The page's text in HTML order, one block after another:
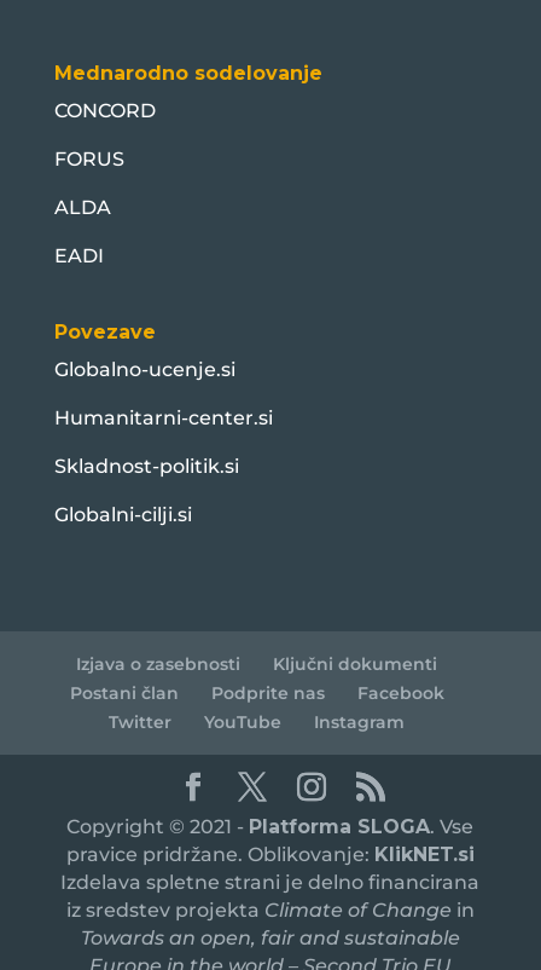
Mednarodno sodelovanje
CONCORD
FORUS
ALDA
EADI
Povezave
Globalno-ucenje.si
Humanitarni-center.si
Skladnost-politik.si
Globalni-cilji.si
Izjava o zasebnosti
Ključni dokumenti
Postani član
Podprite nas
Facebook
Twitter
YouTube Instagram
Copyright © 2021 - Platforma SLOGA. Vse
pravice pridržane. Oblikovanje: KlikNET.si
Izdelava spletne strani je delno financirana
iz sredstev projekta Climate of Change in
Towards an open, fair and sustainable